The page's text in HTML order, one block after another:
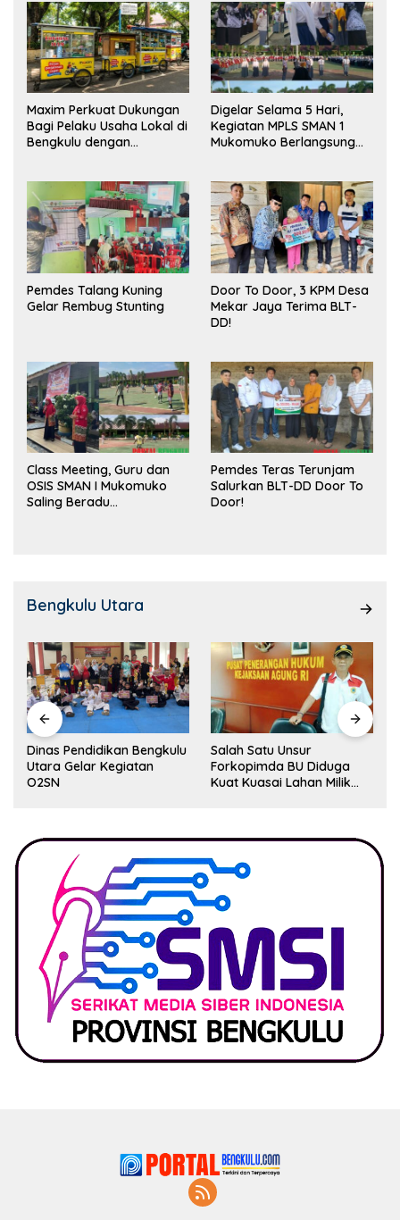
Maxim Perkuat Dukungan
Bagi Pelaku Usaha Lokal di
Bengkulu dengan
Pasar
Digelar Selama 5 Hari,
Kegiatan MPLS SMAN 1
Mukomuko Berlangsung
Pemdes Talang Kuning
Gelar Rembug Stunting
Door To Door, 3 KPM Desa
Mekar Jaya Terima BLT-
DD!
Class Meeting, Guru dan
OSIS SMAN I Mukomuko
Saling Beradu
Pemdes Teras Terunjam
Salurkan BLT-DD Door To
Door!
Bengkulu Utara
Dinas Pendidikan Bengkulu
Utara Gelar Kegiatan
O2SN
Salah Satu Unsur
Forkopimda BU Diduga
Kuat Kuasai Lahan Milik